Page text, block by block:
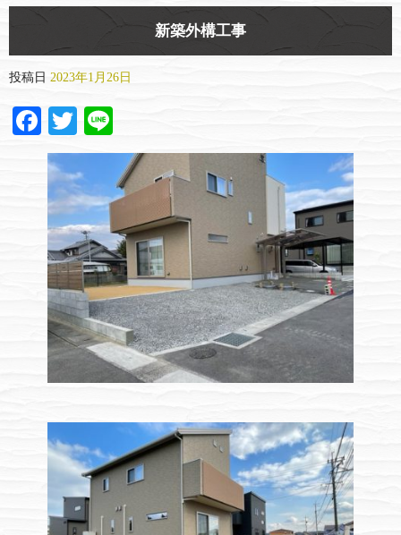
新築外構工事
投稿日 2023年1月26日
Facebook
Twitter